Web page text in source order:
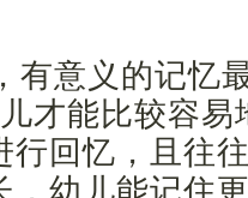
有意义的记忆
才能比较容易
行回忆，且往
，幼儿能记住